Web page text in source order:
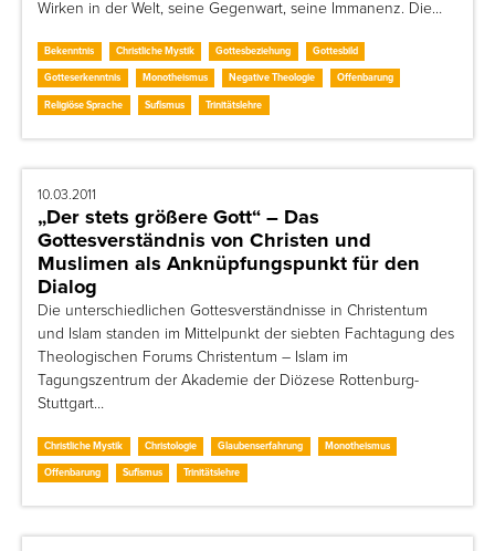
Wirken in der Welt, seine Gegenwart, seine Immanenz. Die…
Bekenntnis Christliche Mystik Gottesbeziehung
Gottesbild
Gotteserkenntnis
Monotheismus Negative Theologie
Offenbarung
Religiöse Sprache
Sufismus Trinitätslehre
10.03.2011
„Der stets größere Gott“ – Das
Gottesverständnis von Christen und
Muslimen als Anknüpfungspunkt für den
Dialog
Die unterschiedlichen Gottesverständnisse in Christentum
und Islam standen im Mittelpunkt der siebten Fachtagung des
Theologischen Forums Christentum – Islam im
Tagungszentrum der Akademie der Diözese Rottenburg-
Stuttgart…
Christliche Mystik Christologie Glaubenserfahrung
Monotheismus
Offenbarung
Sufismus Trinitätslehre